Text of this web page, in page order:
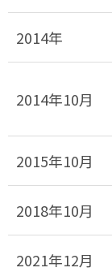
2014年
2014年10月
2015年10月
2018年10月
2021年12月